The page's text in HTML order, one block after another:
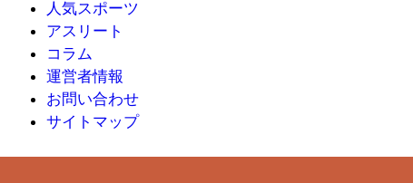
人気スポーツ
アスリート
コラム
運営者情報
お問い合わせ
サイトマップ